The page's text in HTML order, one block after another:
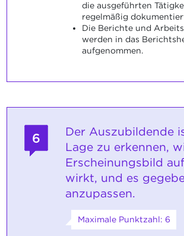
die ausgeführten
regelmäßig
Die Berichte und
werden in das
aufgenommen.
6
Der Auszubildende
Lage zu erkennen,
Erscheinungsbild
wirkt, und es
anzupassen.
Maximale Punktzahl: 6